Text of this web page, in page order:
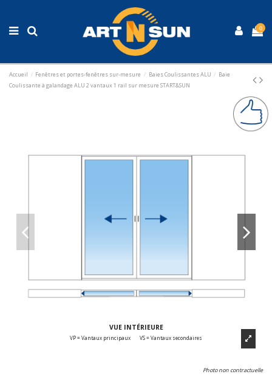
0
Accueil Fenêtres et portes-fenêtres sur-mesure Baies Coulissantes ALU
Baie
Coulissante à galandage ALU 2 vantaux 1 rail sur mesure START&SUN
VUE INTÉRIEURE
VP = Vantaux principaux VS = Vantaux secondaires
Photo non contractuelle